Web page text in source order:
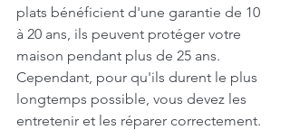
plats bénéficient d'une garantie de 10
à 20 ans, ils peuvent protéger votre
maison pendant plus de 25 ans.
Cependant, pour qu'ils durent le plus
longtemps possible, vous devez les
entretenir et les réparer correctement.